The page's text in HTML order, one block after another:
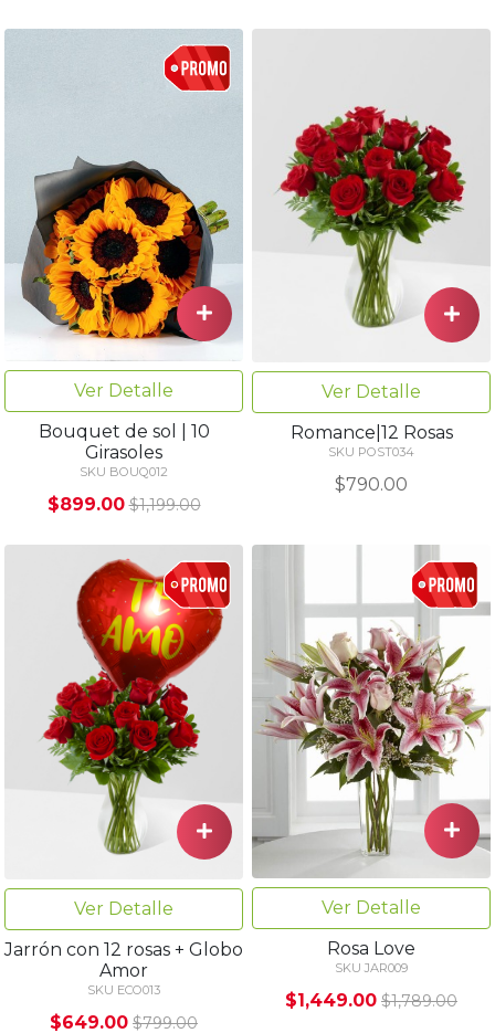
Ver Detalle
Bouquet de sol | 10
Girasoles
SKU BOUQ012
$899.00 $1,199.00
Ver Detalle
Romance|12 Rosas
SKU POST034
$790.00
Ver Detalle
Jarrón con 12 rosas + Globo
Amor
SKU ECO013
$649.00 $799.00
Ver Detalle
Rosa Love
SKU JAR009
$1,449.00 $1,789.00